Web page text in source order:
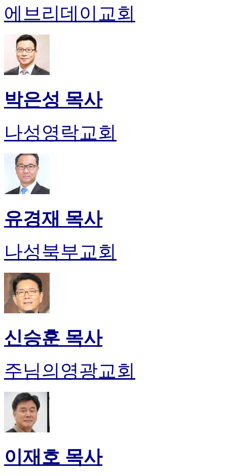
에브리데이교회
박은성 목사
나성영락교회
유경재 목사
나성북부교회
신승훈 목사
주님의영광교회
이재호 목사